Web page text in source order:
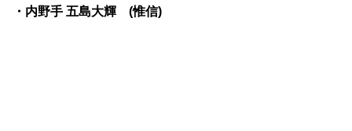
・内野手 五島大輝 (惟信)